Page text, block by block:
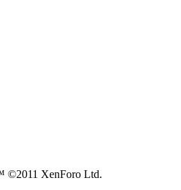
©2011 XenForo Ltd.